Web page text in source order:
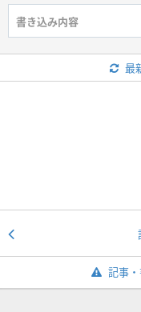
最
記事